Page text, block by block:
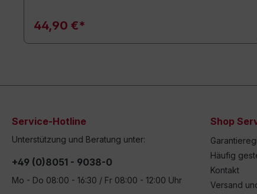
44,90 €*
Service-Hotline
Unterstützung und Beratung unter:
+49 (0)8051 - 9038-0
Mo - Do 08:00 - 16:30 / Fr 08:00 - 12:00 Uhr
Shop
Häufig
Kontakt
Versand